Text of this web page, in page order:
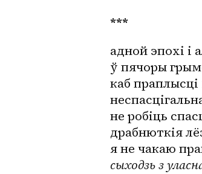
***
адной эпохі і
ў пячоры
каб праплысці
не робіць
драбнюткія
я не чакаю
сыходзь з